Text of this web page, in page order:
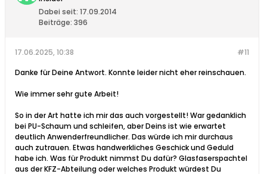
Dabei seit: 17.09.2014
Beiträge: 396
#11
17.06.2025, 10:38
Danke für Deine Antwort. Konnte leider nicht eher reinschauen.
Wie immer sehr gute Arbeit!
So in der Art hatte ich mir das auch vorgestellt! War gedanklich
bei PU-Schaum und schleifen, aber Deins ist wie erwartet
deutlich Anwenderfreundlicher. Das würde ich mir durchaus
auch zutrauen. Etwas handwerkliches Geschick und Geduld
habe ich. Was für Produkt nimmst Du dafür? Glasfaserspachtel
aus der KFZ-Abteilung oder welches Produkt würdest Du